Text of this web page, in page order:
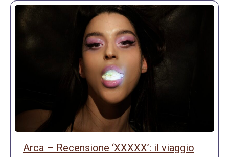
Arca – Recensione ‘XXXXX’: il viaggio